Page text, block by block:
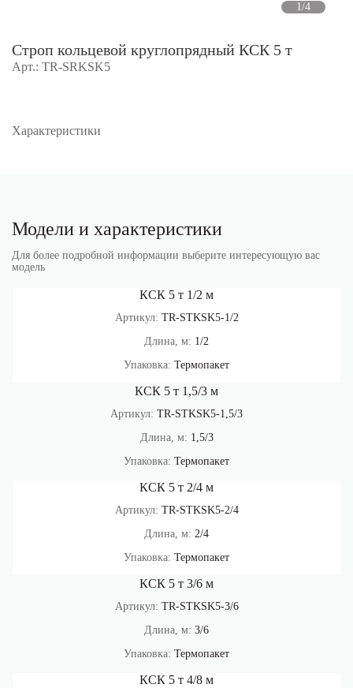
1/4
Строп кольцевой круглопрядный КСК 5 т
Арт.: TR-SRKSK5
Характеристики
Модели и характеристики
Для более подробной информации выберите интересующую вас
модель
КСК 5 т 1/2 м
Артикул: TR-STKSK5-1/2
Длина, м: 1/2
Упаковка: Термопакет
КСК 5 т 1,5/3 м
Артикул: TR-STKSK5-1,5/3
Длина, м: 1,5/3
Упаковка: Термопакет
КСК 5 т 2/4 м
Артикул: TR-STKSK5-2/4
Длина, м: 2/4
Упаковка: Термопакет
КСК 5 т 3/6 м
Артикул: TR-STKSK5-3/6
Длина, м: 3/6
Упаковка: Термопакет
КСК 5 т 4/8 м